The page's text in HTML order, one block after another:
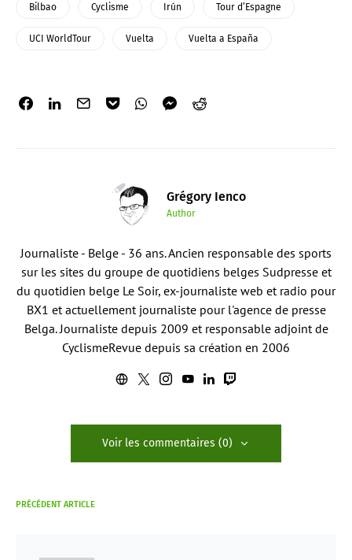
Bilbao Cyclisme Irún Tour d’Espagne
UCI WorldTour Vuelta Vuelta a España
Grégory Ienco
Author
Journaliste - Belge - 36 ans. Ancien responsable des sports
sur les sites du groupe de quotidiens belges Sudpresse et
du quotidien belge Le Soir, ex-journaliste web et radio pour
BX1 et actuellement journaliste pour l'agence de presse
Belga. Journaliste depuis 2009 et responsable adjoint de
CyclismeRevue depuis sa création en 2006
Voir les commentaires (0)
PRÉCÉDENT ARTICLE